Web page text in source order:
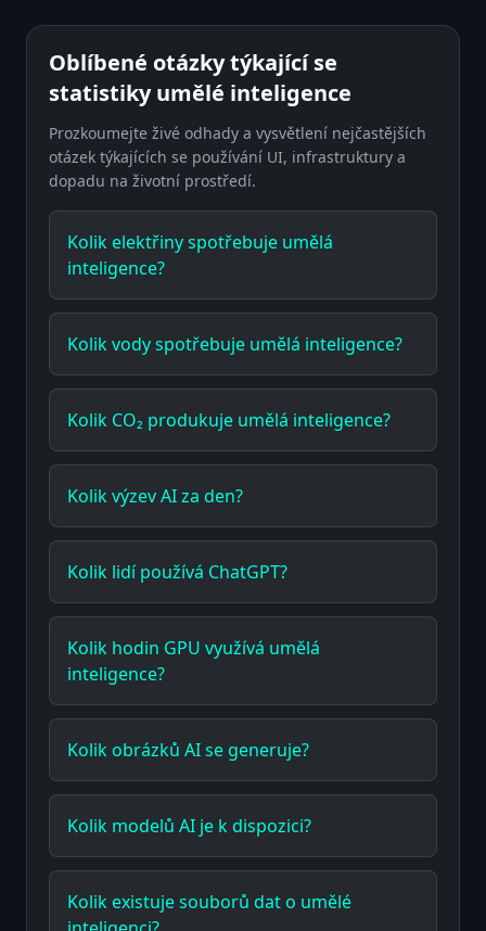
Oblíbené otázky týkající se
statistiky umělé inteligence
Prozkoumejte živé odhady a vysvětlení nejčastějších
otázek týkajících se používání UI, infrastruktury a
dopadu na životní prostředí.
Kolik elektřiny spotřebuje umělá
inteligence?
Kolik vody spotřebuje umělá inteligence?
Kolik CO₂ produkuje umělá inteligence?
Kolik výzev AI za den?
Kolik lidí používá ChatGPT?
Kolik hodin GPU využívá umělá
inteligence?
Kolik obrázků AI se generuje?
Kolik modelů AI je k dispozici?
Kolik existuje souborů dat o umělé